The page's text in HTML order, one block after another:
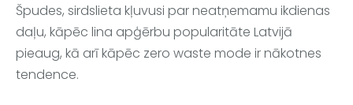
Špudes, sirdslieta kļuvusi par neatņemamu ikdienas
daļu, kāpēc lina apģērbu popularitāte Latvijā
pieaug, kā arī kāpēc zero waste mode ir nākotnes
tendence.